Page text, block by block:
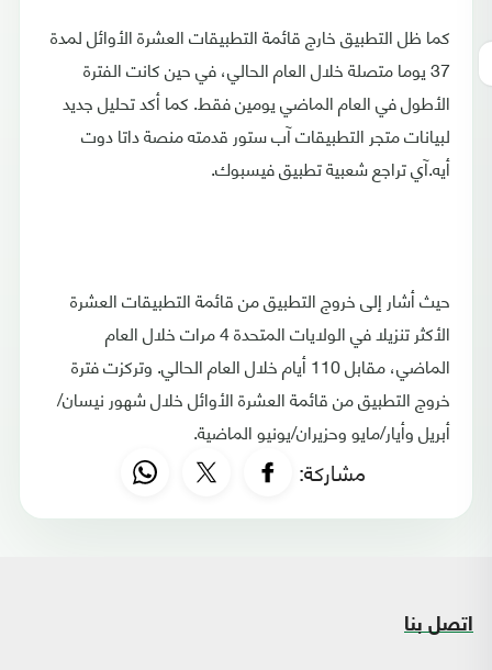
كما ظل التطبيق خارج قائمة التطبيقات العشرة الأوائل لمدة
37 يوما متصلة خلال العام الحالي، في حين كانت الفترة
الأطول في العام الماضي يومين فقط. كما أكد تحليل جديد
لبيانات متجر التطبيقات آب ستور قدمته منصة داتا دوت
أيه.آي تراجع شعبية تطبيق فيسبوك.
حيث أشار إلى خروج التطبيق من قائمة التطبيقات العشرة
الأكثر تنزيلا في الولايات المتحدة 4 مرات خلال العام
الماضي، مقابل 110 أيام خلال العام الحالي. وتركزت فترة
خروج التطبيق من قائمة العشرة الأوائل خلال شهور نيسان/
أبريل وأيار/مايو وحزيران/يونيو الماضية.
مشاركة:
اتصل بنا